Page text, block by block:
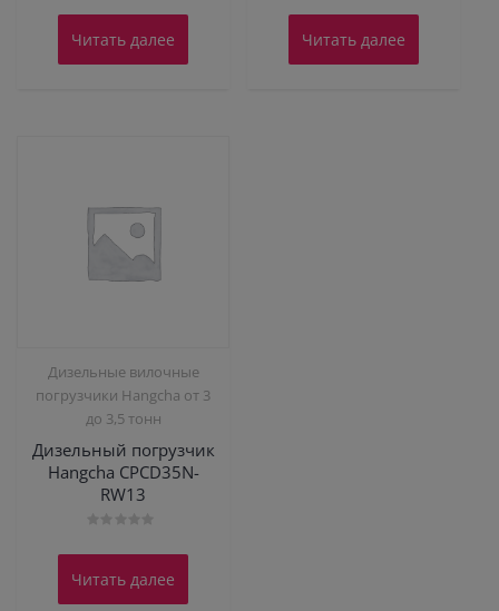
0
5
Читать далее
0
5
Читать далее
Дизельные вилочные
погрузчики Hangcha от 3
до 3,5 тонн
Дизельный погрузчик
Hangcha CPCD35N-
RW13
0
5
Читать далее